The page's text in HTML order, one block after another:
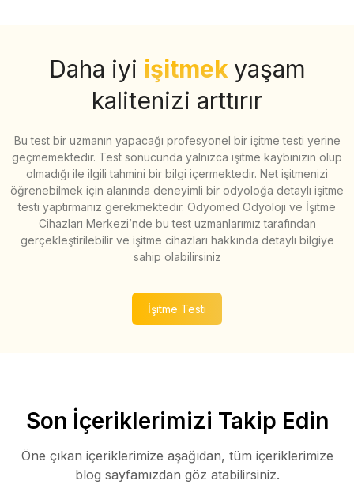
Daha iyi işitmek yaşam
kalitenizi arttırır
Bu test bir uzmanın yapacağı profesyonel bir işitme testi yerine
geçmemektedir. Test sonucunda yalnızca işitme kaybınızın olup
olmadığı ile ilgili tahmini bir bilgi içermektedir. Net işitmenizi
öğrenebilmek için alanında deneyimli bir odyoloğa detaylı işitme
testi yaptırmanız gerekmektedir. Odyomed Odyoloji ve İşitme
Cihazları Merkezi’nde bu test uzmanlarımız tarafından
gerçekleştirilebilir ve işitme cihazları hakkında detaylı bilgiye
sahip olabilirsiniz
İşitme Testi
Son İçeriklerimizi Takip Edin
Öne çıkan içeriklerimize aşağıdan, tüm içeriklerimize
blog sayfamızdan göz atabilirsiniz.